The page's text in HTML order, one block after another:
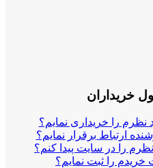
خریداران
را خریداری نمایم؟
ارتباط برقرار نمایم؟
را در سایت پیدا کنم؟
را ثبت نمایم؟